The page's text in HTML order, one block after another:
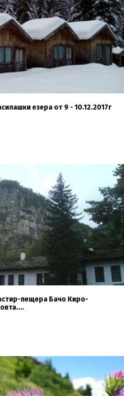
езера от 9 - 10.12.2017г
пещера Бачо Киро-